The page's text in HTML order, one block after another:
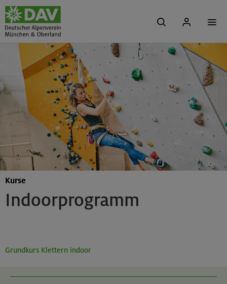
Indoorprogramm
Kurse
Grundkurs Klettern indoor